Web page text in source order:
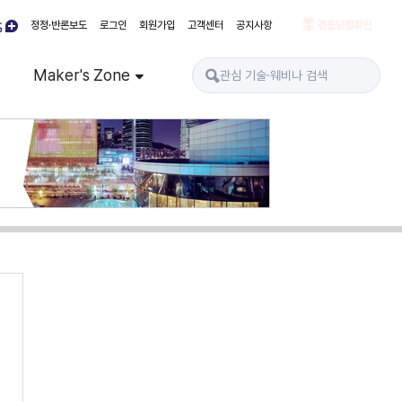
정정·반론보도 로그인 회원가입 고객센터 공지사항 경품당첨확인
Maker's Zone